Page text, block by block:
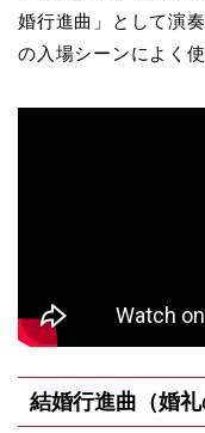
婚行進曲」として演
の入場シーンによく
結婚行進曲（婚